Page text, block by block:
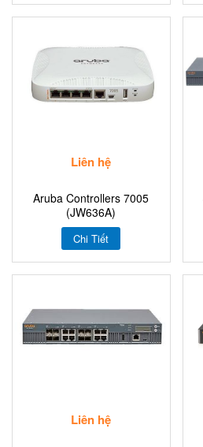
Liên hệ
Aruba Controllers 7005
(JW636A)
Chi Tiết
Liên hệ